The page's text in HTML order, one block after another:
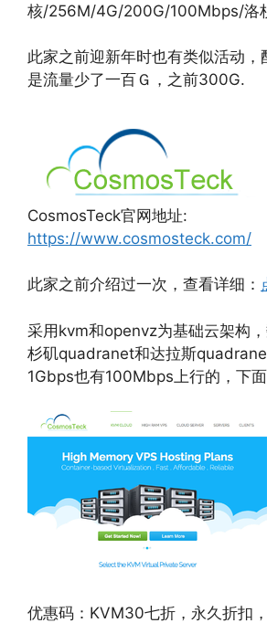
核/256M/4G/200G/100Mbps/洛
此家之前迎新年时也有类似活动，
是流量少了一百Ｇ，之前300G.
CosmosTeck官网地址:
https://www.cosmosteck.com/
此家之前介绍过一次，查看详细：
采用kvm和openvz为基础云架构
杉矶quadranet和达拉斯
1Gbps也有100Mbps上行的，下面
优惠码：KVM30七折，永久折扣